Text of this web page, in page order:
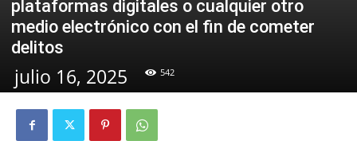
plataformas digitales o cualquier otro
medio electrónico con el fin de cometer
delitos
julio 16, 2025 542